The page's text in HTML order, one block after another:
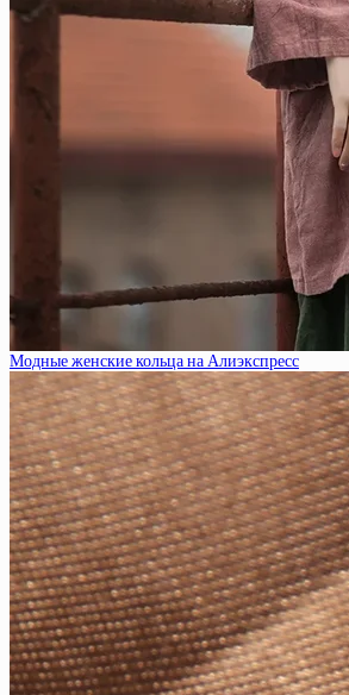
Модные женские кольца на Алиэкспресс